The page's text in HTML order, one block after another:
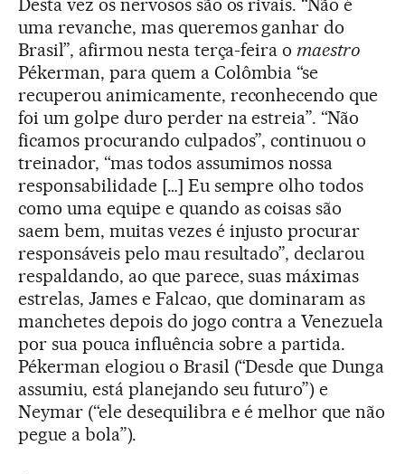
Desta vez os nervosos são os rivais. “Não é
uma revanche, mas queremos ganhar do
Brasil”, afirmou nesta terça-feira omaestro
Pékerman, para quem a Colômbia “se
recuperou animicamente, reconhecendo que
foi um golpe duro perder na estreia”. “Não
ficamos procurando culpados”, continuou o
treinador, “mas todos assumimos nossa
responsabilidade […] Eu sempre olho todos
como uma equipe e quando as coisas são
saem bem, muitas vezes é injusto procurar
responsáveis pelo mau resultado”, declarou
respaldando, ao que parece, suas máximas
estrelas, James e Falcao, que dominaram as
manchetes depois do jogo contra a Venezuela
por sua pouca influência sobre a partida.
Pékerman elogiou o Brasil (“Desde que Dunga
assumiu, está planejando seu futuro”) e
Neymar (“ele desequilibra e é melhor que não
pegue a bola”).